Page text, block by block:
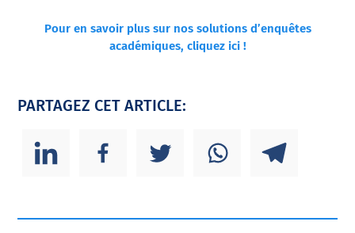
Pour en savoir plus sur nos solutions d’enquêtes
académiques, cliquez ici !
PARTAGEZ CET ARTICLE: